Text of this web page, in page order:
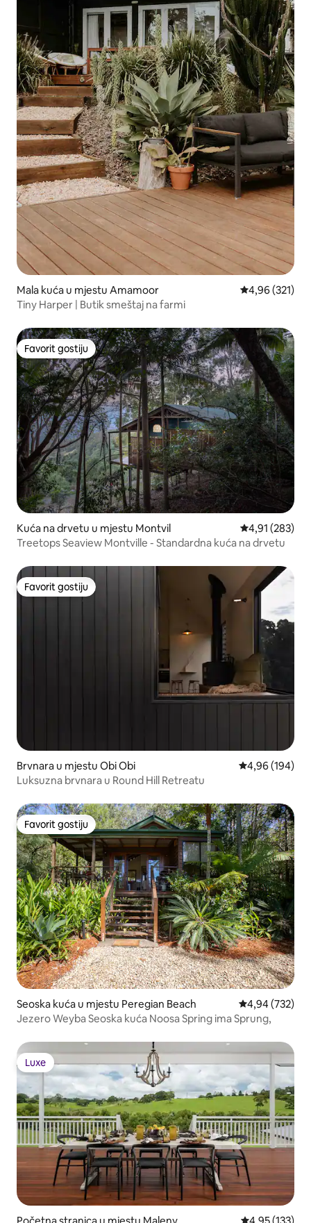
Mala kuća u mjestu Amamoor prosječna
4,96 (321)
Tiny Harper | Butik smeštaj na farmi
Favorit gostiju
Favorit gostiju
Kuća na drvetu u mjestu Montvil prosječna
4,91 (283)
Treetops Seaview Montville - Standardna kuća na drvetu
Favorit gostiju
Favorit gostiju
Brvnara u mjestu Obi Obi prosječna
4,96 (194)
Luksuzna brvnara u Round Hill Retreatu
Favorit gostiju
Favorit gostiju
Seoska kuća u mjestu Peregian Beach prosječna
4,94 (732)
Jezero Weyba Seoska kuća Noosa Spring ima Sprung,
Luxe
Luxe